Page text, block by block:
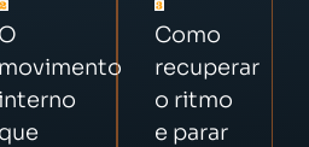
O
movimento
que
Como
recuperar
o ritmo
e parar